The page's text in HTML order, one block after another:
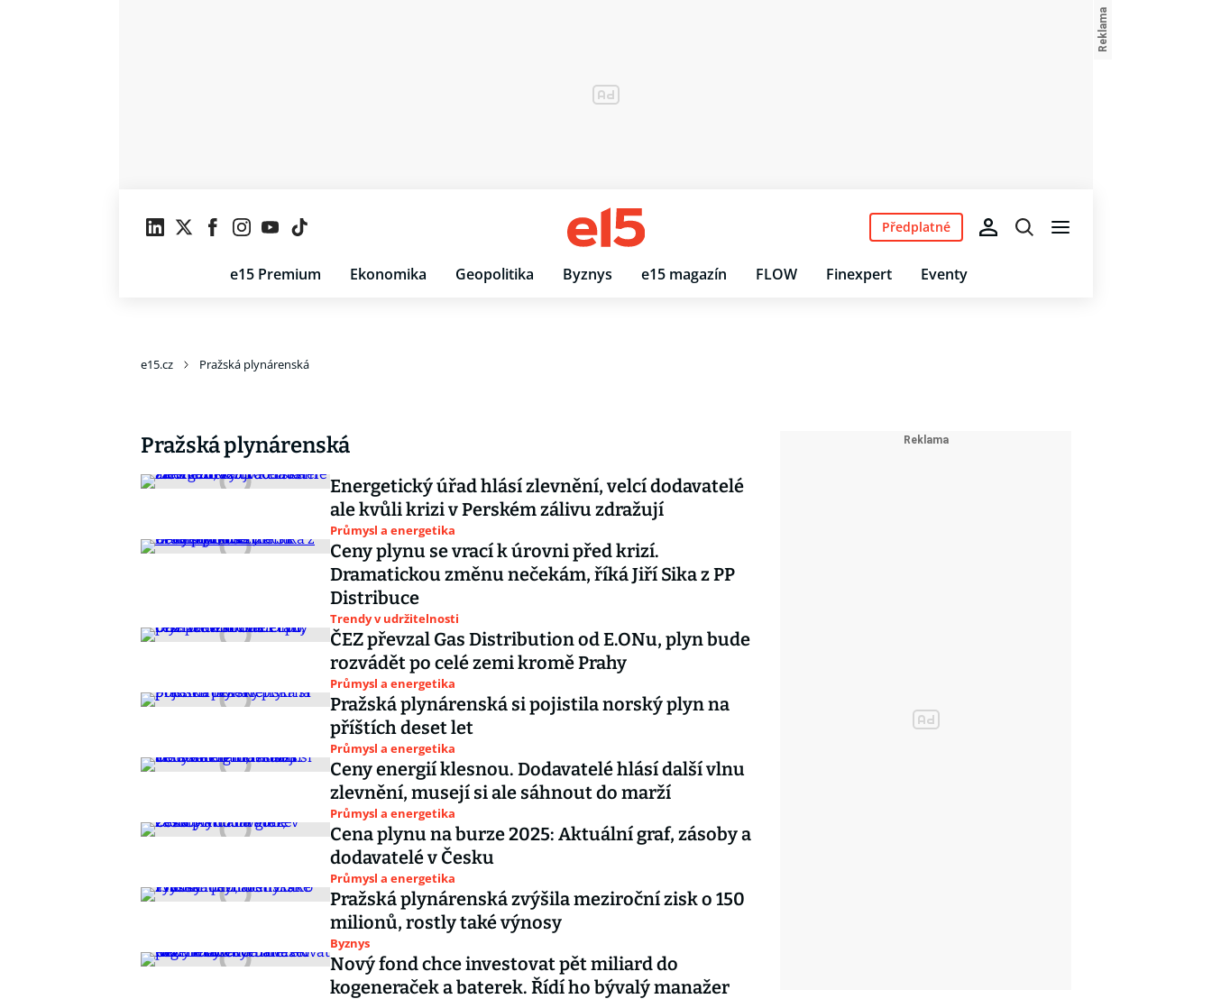
e15 Premium Ekonomika Geopolitika Byznys e15 magazín FLOW Finexpert Eventy
Předplatné
e15.cz Pražská plynárenská
Pražská plynárenská
Energetický úřad hlásí zlevnění, velcí dodavatelé
ale kvůli krizi v Perském zálivu zdražují
Průmysl a energetika
Ceny plynu se vrací k úrovni před krizí.
Dramatickou změnu nečekám, říká Jiří Sika z PP
Distribuce
Trendy v udržitelnosti
ČEZ převzal Gas Distribution od E.ONu, plyn bude
rozvádět po celé zemi kromě Prahy
Průmysl a energetika
Pražská plynárenská si pojistila norský plyn na
příštích deset let
Průmysl a energetika
Ceny energií klesnou. Dodavatelé hlásí další vlnu
zlevnění, musejí si ale sáhnout do marží
Průmysl a energetika
Cena plynu na burze 2025: Aktuální graf, zásoby a
dodavatelé v Česku
Průmysl a energetika
Pražská plynárenská zvýšila meziroční zisk o 150
milionů, rostly také výnosy
Byznys
Nový fond chce investovat pět miliard do
kogeneraček a baterek. Řídí ho bývalý manažer